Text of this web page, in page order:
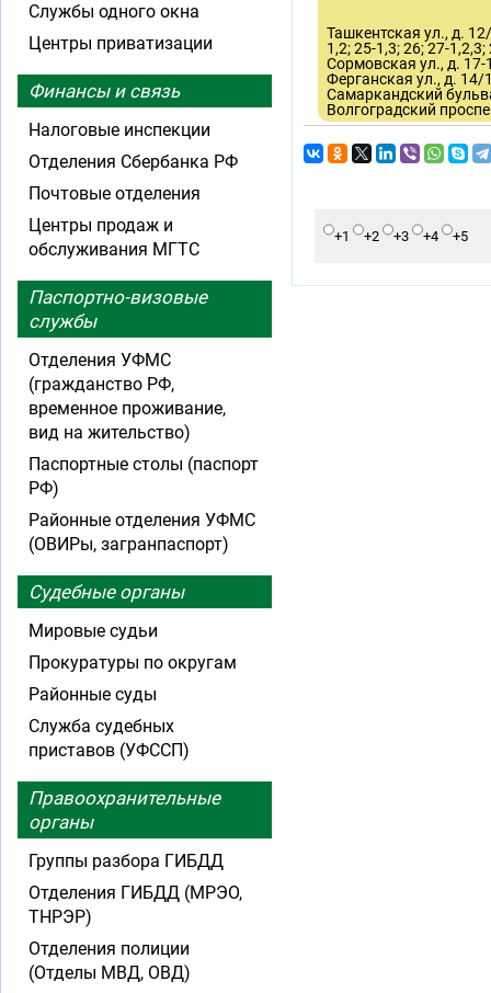
Ташкентская ул., д.
1,2; 25-1,3; 26; 27-
Сормовская ул., д. 17-
Ферганская ул., д. 14/
Самаркандский
Волгоградский
+1 +2 +3 +4 +5
Службы одного окна
Центры приватизации
Финансы и связь
Налоговые инспекции
Отделения Сбербанка РФ
Почтовые отделения
Центры продаж и
обслуживания МГТС
Паспортно-визовые
службы
Отделения УФМС
(гражданство РФ,
временное проживание,
вид на жительство)
Паспортные столы (паспорт
РФ)
Районные отделения УФМС
(ОВИРы, загранпаспорт)
Судебные органы
Мировые судьи
Прокуратуры по округам
Районные суды
Служба судебных
приставов (УФССП)
Правоохранительные
органы
Группы разбора ГИБДД
Отделения ГИБДД (МРЭО,
ТНРЭР)
Отделения полиции
(Отделы МВД, ОВД)